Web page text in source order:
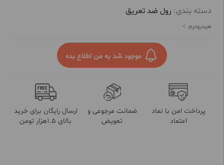
ضد تعریق و خوشبو کننده بدن
نرم کننده و لطافت بخش پوست
حاوی ژل آلوئه ورا، گلیسیرین، عصاره کتان، عصاره میموزا و بیزابولول
دسته بندی: رول ضد تعریق
هیدرودرم
موجود شد به من اطلاع بده
پرداخت امن با نماد
اعتماد
ضمانت مرجوعی و
تعویض
ارسال رایگان برای خرید
بالای 1.5هزار تومن